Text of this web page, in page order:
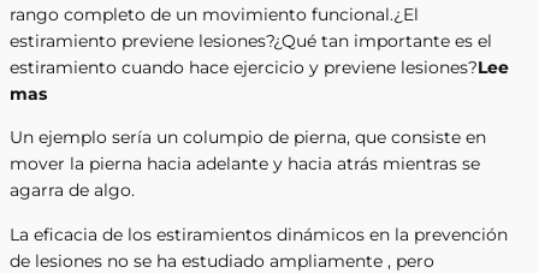
rango completo de un movimiento funcional.¿El
estiramiento previene lesiones?¿Qué tan importante es el
estiramiento cuando hace ejercicio y previene lesiones?Lee
mas
Un ejemplo sería un columpio de pierna, que consiste en
mover la pierna hacia adelante y hacia atrás mientras se
agarra de algo.
La eficacia de los estiramientos dinámicos en la prevención
de lesiones no se ha estudiado ampliamente , pero